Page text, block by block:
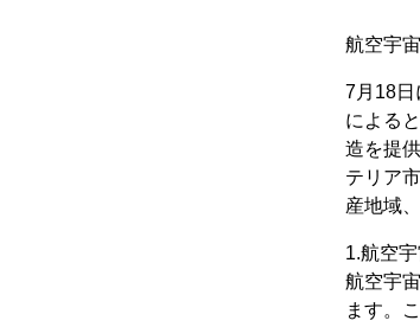
航空宇
7月18日
による
造を提
テリア
産地域
1.航空
航空宇
ます。